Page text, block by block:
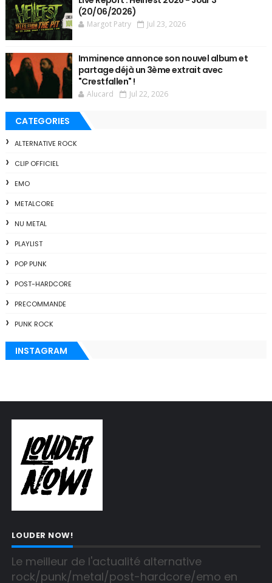
(20/06/2026)
Margot Patry Jul 23, 2026
Imminence annonce son nouvel album et
partage déjà un 3ème extrait avec
"Crestfallen" !
Alucard Jul 22, 2026
CATEGORIES
ALTERNATIVE ROCK
CLIP OFFICIEL
EMO
METALCORE
NU METAL
PLAYLIST
POP PUNK
POST-HARDCORE
PRECOMMANDE
PUNK ROCK
INSTAGRAM
LOUDER NOW!
Le meilleur de l'actualité alternative
rock/punk/metal/post-hardcore/emo en